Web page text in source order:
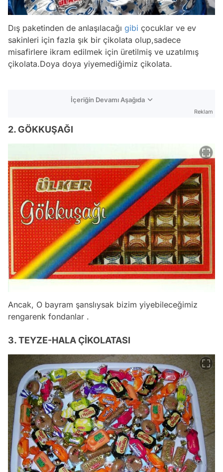
Dış paketinden de anlaşılacağı gibi çocuklar ve ev
sakinleri için fazla şık bir çikolata olup,sadece
misafirlere ikram edilmek için üretilmiş ve uzatılmış
çikolata.Doya doya yiyemediğimiz çikolata.
İçeriğin Devamı Aşağıda
Reklam
2. GÖKKUŞAĞI
Ancak, O bayram şanslıysak bizim yiyebileceğimiz
rengarenk fondanlar .
3. TEYZE-HALA ÇİKOLATASI